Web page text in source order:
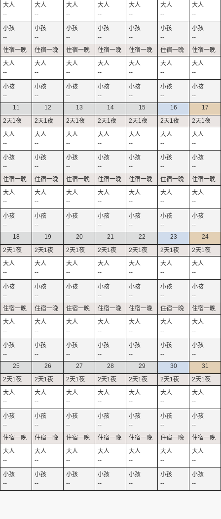
--
--
--
--
--
--
--
--
--
--
--
--
--
--
--
--
--
--
--
--
--
--
--
--
--
--
--
--
11
--
--
--
--
12
--
--
--
--
13
--
--
--
--
14
--
--
--
--
15
--
--
--
--
16
--
--
--
--
17
--
--
--
--
18
--
--
--
--
19
--
--
--
--
20
--
--
--
--
21
--
--
--
--
22
--
--
--
--
23
--
--
--
--
24
--
--
--
--
25
--
--
--
--
26
--
--
--
--
27
--
--
--
--
28
--
--
--
--
29
--
--
--
--
30
--
--
--
--
31
--
--
--
--